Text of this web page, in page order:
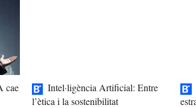
cae
Intel·ligència Artificial: Entre
l’ètica i la sostenibilitat